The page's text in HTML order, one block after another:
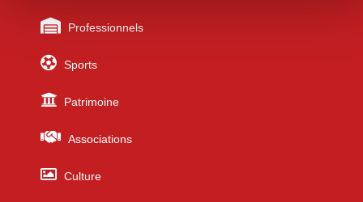
Professionnels
Sports
Patrimoine
Associations
Culture